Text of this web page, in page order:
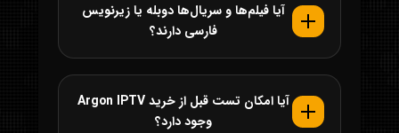
آیا فیلم‌ها و سریال‌ها دوبله یا زیرنویس
فارسی دارند؟
آیا امکان تست قبل از خرید Argon IPTV
وجود دارد؟